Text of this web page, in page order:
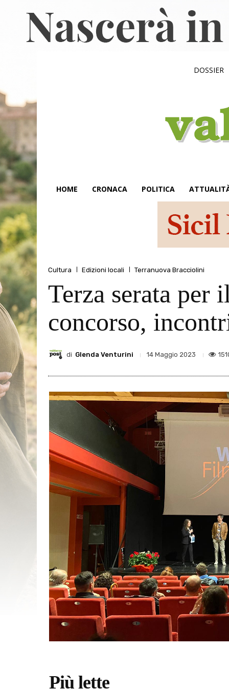
DOSSIER
HOME CRONACA POLITICA
Cultura Edizioni locali Terranuova Bracciolini
Terza serata
concorso,
di Glenda Venturini 14 Maggio 2023
Più lette